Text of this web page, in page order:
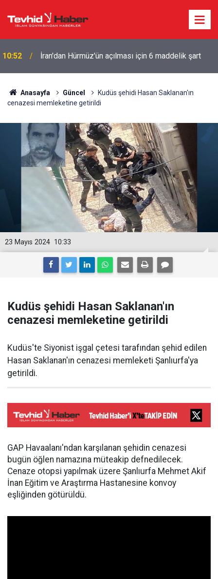
10:52 İran'dan Hürmüz'ün açılması için 6 maddelik şart
Anasayfa Güncel
Kudüs şehidi Hasan Saklanan'ın
cenazesi memleketine getirildi
10:33
23 Mayıs 2024
Kudüs şehidi Hasan Saklanan'ın
cenazesi memleketine getirildi
Kudüs'te Siyonist işgal çetesi tarafından şehid edilen
Hasan Saklanan'ın cenazesi memleketi Şanlıurfa'ya
getirildi.
GAP Havaalanı'ndan karşılanan şehidin cenazesi
bugün öğlen namazına müteakip defnedilecek.
Cenaze otopsi yapılmak üzere Şanlıurfa Mehmet Akif
İnan Eğitim ve Araştırma Hastanesine konvoy
eşliğinden götürüldü.